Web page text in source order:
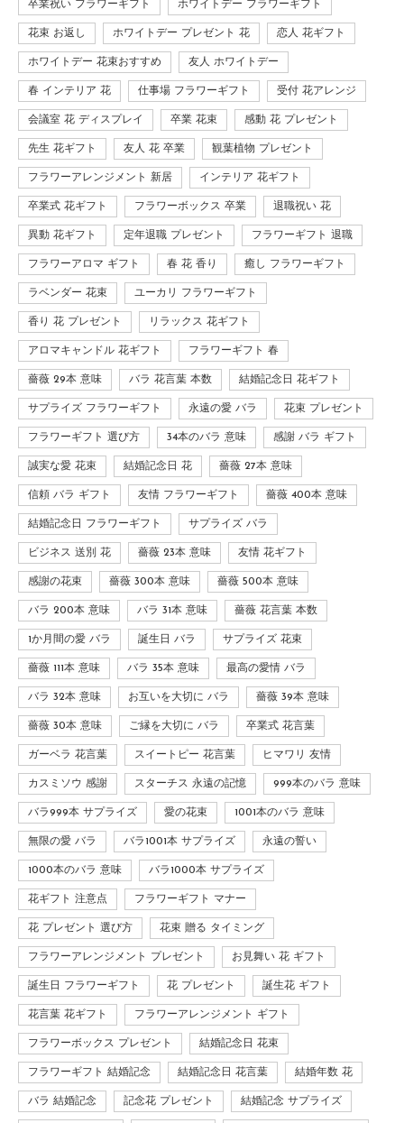
卒業祝い フラワーギフト ホワイトデー フラワーギフト
花束 お返し ホワイトデー プレゼント 花 恋人 花ギフト
ホワイトデー 花束おすすめ 友人 ホワイトデー
春 インテリア 花 仕事場 フラワーギフト 受付 花アレンジ
会議室 花 ディスプレイ 卒業 花束 感動 花 プレゼント
先生 花ギフト 友人 花 卒業 観葉植物 プレゼント
フラワーアレンジメント 新居 インテリア 花ギフト
卒業式 花ギフト フラワーボックス 卒業 退職祝い 花
異動 花ギフト 定年退職 プレゼント フラワーギフト 退職
フラワーアロマ ギフト 春 花 香り 癒し フラワーギフト
ラベンダー 花束 ユーカリ フラワーギフト
香り 花 プレゼント リラックス 花ギフト
アロマキャンドル 花ギフト フラワーギフト 春
薔薇 29本 意味 バラ 花言葉 本数 結婚記念日 花ギフト
サプライズ フラワーギフト 永遠の愛 バラ 花束 プレゼント
フラワーギフト 選び方 34本のバラ 意味 感謝 バラ ギフト
誠実な愛 花束 結婚記念日 花 薔薇 27本 意味
信頼 バラ ギフト 友情 フラワーギフト 薔薇 400本 意味
結婚記念日 フラワーギフト サプライズ バラ
ビジネス 送別 花 薔薇 23本 意味 友情 花ギフト
感謝の花束 薔薇 300本 意味 薔薇 500本 意味
バラ 200本 意味 バラ 31本 意味 薔薇 花言葉 本数
1か月間の愛 バラ 誕生日 バラ サプライズ 花束
薔薇 111本 意味 バラ 35本 意味 最高の愛情 バラ
バラ 32本 意味 お互いを大切に バラ 薔薇 39本 意味
薔薇 30本 意味 ご縁を大切に バラ 卒業式 花言葉
ガーベラ 花言葉 スイートピー 花言葉 ヒマワリ 友情
カスミソウ 感謝 スターチス 永遠の記憶 999本のバラ 意味
バラ999本 サプライズ 愛の花束 1001本のバラ 意味
無限の愛 バラ バラ1001本 サプライズ 永遠の誓い
1000本のバラ 意味 バラ1000本 サプライズ
花ギフト 注意点 フラワーギフト マナー
花 プレゼント 選び方 花束 贈る タイミング
フラワーアレンジメント プレゼント お見舞い 花 ギフト
誕生日 フラワーギフト 花 プレゼント 誕生花 ギフト
花言葉 花ギフト フラワーアレンジメント ギフト
フラワーボックス プレゼント 結婚記念日 花束
フラワーギフト 結婚記念 結婚記念日 花言葉 結婚年数 花
バラ 結婚記念 記念花 プレゼント 結婚記念 サプライズ